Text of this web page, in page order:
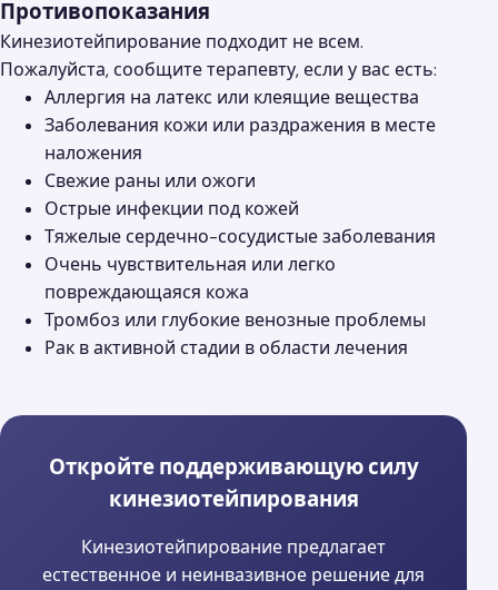
Противопоказания
Кинезиотейпирование подходит не всем.
Пожалуйста, сообщите терапевту, если у вас есть:
Аллергия на латекс или клеящие вещества
Заболевания кожи или раздражения в месте
наложения
Свежие раны или ожоги
Острые инфекции под кожей
Тяжелые сердечно-сосудистые заболевания
Очень чувствительная или легко
повреждающаяся кожа
Тромбоз или глубокие венозные проблемы
Рак в активной стадии в области лечения
Откройте поддерживающую силу
кинезиотейпирования
Кинезиотейпирование предлагает
естественное и неинвазивное решение для